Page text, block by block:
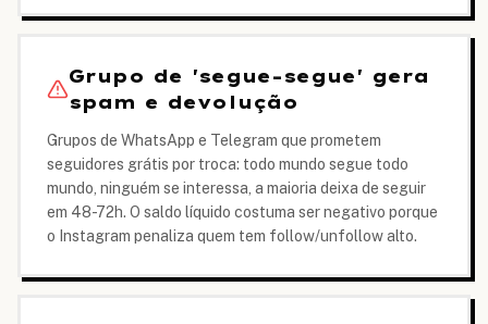
Grupo de 'segue-segue' gera
spam e devolução
Grupos de WhatsApp e Telegram que prometem
seguidores grátis por troca: todo mundo segue todo
mundo, ninguém se interessa, a maioria deixa de seguir
em 48-72h. O saldo líquido costuma ser negativo porque
o Instagram penaliza quem tem follow/unfollow alto.